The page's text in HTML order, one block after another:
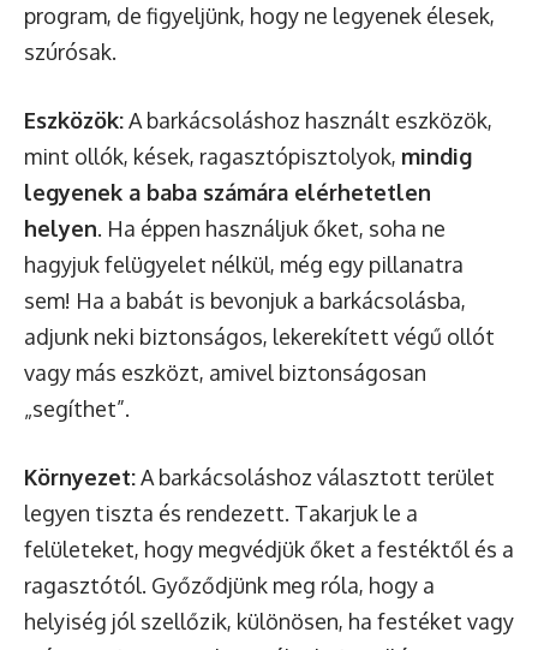
program, de figyeljünk, hogy ne legyenek élesek,
szúrósak.
Eszközök:A barkácsoláshoz használt eszközök,
mint ollók, kések, ragasztópisztolyok, mindig
legyenek a baba számára elérhetetlen
helyen. Ha éppen használjuk őket, soha ne
hagyjuk felügyelet nélkül, még egy pillanatra
sem! Ha a babát is bevonjuk a barkácsolásba,
adjunk neki biztonságos, lekerekített végű ollót
vagy más eszközt, amivel biztonságosan
„segíthet”.
Környezet:A barkácsoláshoz választott terület
legyen tiszta és rendezett. Takarjuk le a
felületeket, hogy megvédjük őket a festéktől és a
ragasztótól. Győződjünk meg róla, hogy a
helyiség jól szellőzik, különösen, ha festéket vagy